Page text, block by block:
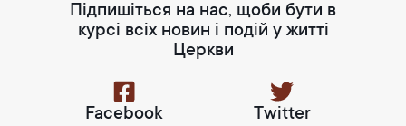
Підпишіться на нас, щоби бути в
курсі всіх новин і подій у житті
Церкви
Facebook Twitter